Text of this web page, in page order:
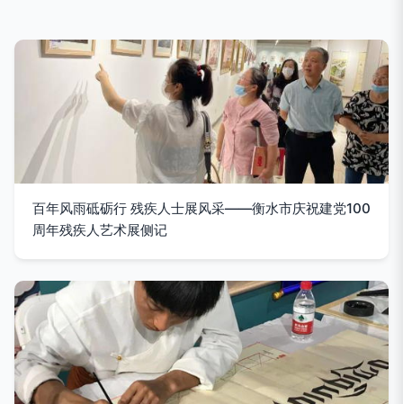
百年风雨砥砺行 残疾人士展风采——衡水市庆祝建党100
周年残疾人艺术展侧记